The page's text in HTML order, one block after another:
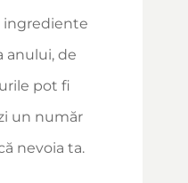
ingrediente
anului, de
pot fi
un număr
nevoia ta.